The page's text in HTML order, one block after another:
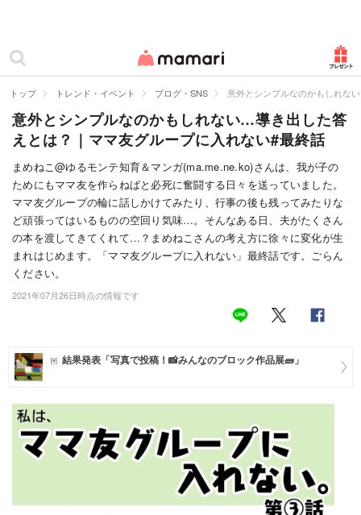
ママリ
カテゴリー一覧
妊娠
出産
赤ちゃん・育児
子育て・家族
病院
住まい
トレンド・イベント
トップ トレンド・イベント ブログ・SNS 意外とシンプルなのかもしれな
意外とシンプルなのかもしれない…導き出した答
えとは？｜ママ友グループに入れない#最終話
まめねこ@ゆるモンテ知育＆マンガ(ma.me.ne.ko)さんは、我が子の
ためにもママ友を作らねばと必死に奮闘する日々を送っていました。
ママ友グループの輪に話しかけてみたり、行事の後も残ってみたりな
ど頑張ってはいるものの空回り気味…。そんなある日、夫がたくさん
の本を渡してきてくれて…？まめねこさんの考え方に徐々に変化が生
まれはじめます。「ママ友グループに入れない」最終話です。ごらん
ください。
2021年07月26日時点の情報です
結果発表「写真で投稿！📸みんなのブロック作品展🧱」